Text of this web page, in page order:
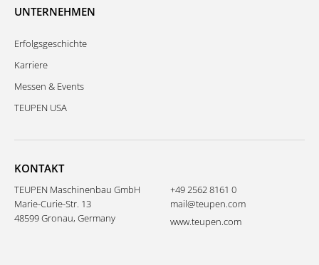
UNTERNEHMEN
Erfolgsgeschichte
Karriere
Messen & Events
TEUPEN USA
KONTAKT
TEUPEN Maschinenbau GmbH
Marie-Curie-Str. 13
48599 Gronau, Germany
+49 2562 8161 0
mail@teupen.com
www.teupen.com